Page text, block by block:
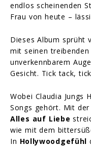
endlos scheinenden
Frau von heute –
Dieses Album sprüht
mit seinen
unverkennbarem
Gesicht. Tick tack,
Wobei Claudia Jungs
Songs gehört. Mit
Alles auf Liebe
wie mit dem
In Hollywoodgefühl